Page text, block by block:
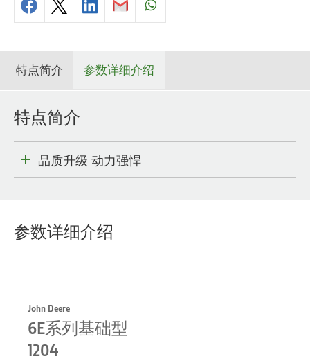
特点简介 参数详细介绍
特点简介
品质升级 动力强悍
参数详细介绍
John Deere
6E系列基础型
1204